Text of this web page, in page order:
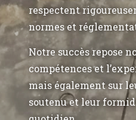
respectent
normes et
Notre succès repose
compétences et
mais également sur
soutenu et leur